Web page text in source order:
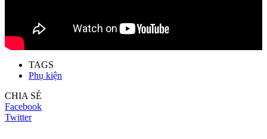
TAGS
Phụ kiện
CHIA SẺ
Facebook
Twitter